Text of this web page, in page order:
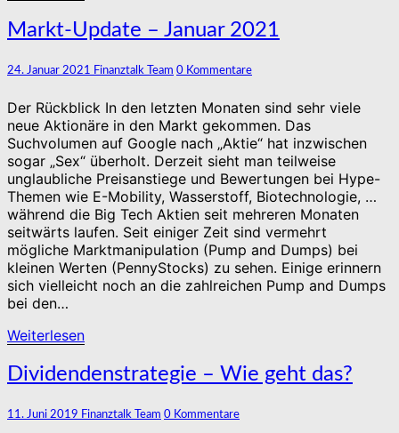
Markt-
Update
–
Januar
Markt-Update – Januar 2021
24. Januar 2021 Finanztalk Team Kommentare
0 Kommentare
Der Rückblick In den letzten Monaten sind sehr viele
neue Aktionäre in den Markt gekommen. Das
Suchvolumen auf Google nach „Aktie“ hat inzwischen
sogar „Sex“ überholt. Derzeit sieht man teilweise
unglaubliche Preisanstiege und Bewertungen bei Hype-
Themen wie E-Mobility, Wasserstoff, Biotechnologie, …
während die Big Tech Aktien seit mehreren Monaten
seitwärts laufen. Seit einiger Zeit sind vermehrt
mögliche Marktmanipulation (Pump and Dumps) bei
kleinen Werten (PennyStocks) zu sehen. Einige erinnern
sich vielleicht noch an die zahlreichen Pump and Dumps
bei den…
WeiterlesenWeiterlesen
Dividendenstrategie
–
Wie
geht
Dividendenstrategie – Wie geht das?
11. Juni 2019 Finanztalk Team Kommentare
0 Kommentare